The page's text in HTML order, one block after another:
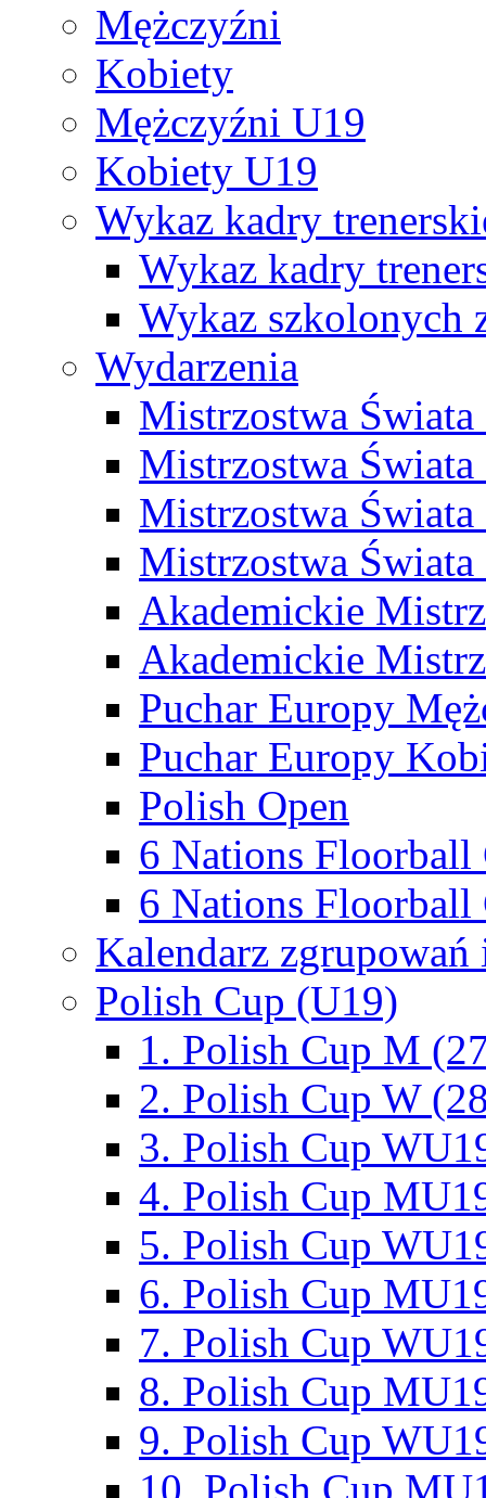
Mężczyźni
Kobiety
Mężczyźni U19
Kobiety U19
Wykaz kadry
Wykaz kadry
Wykaz szkolonych
Wydarzenia
Mistrzostwa
Mistrzostwa
Mistrzostwa
Mistrzostwa
Akademickie
Akademickie
Puchar Europy
Puchar Europy
Polish Open
6 Nations Floorball
6 Nations Floorball
Kalendarz
Polish Cup (U19)
1. Polish Cup M
2. Polish Cup W
3. Polish Cup
4. Polish Cup
5. Polish Cup
6. Polish Cup
7. Polish Cup
8. Polish Cup
9. Polish Cup
10. Polish Cup